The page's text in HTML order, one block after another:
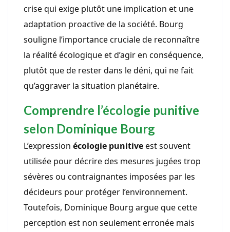
crise qui exige plutôt une implication et une
adaptation proactive de la société. Bourg
souligne l’importance cruciale de reconnaître
la réalité écologique et d’agir en conséquence,
plutôt que de rester dans le déni, qui ne fait
qu’aggraver la situation planétaire.
Comprendre l’écologie punitive
selon Dominique Bourg
L’expression écologie punitiveest souvent
utilisée pour décrire des mesures jugées trop
sévères ou contraignantes imposées par les
décideurs pour protéger l’environnement.
Toutefois, Dominique Bourg argue que cette
perception est non seulement erronée mais